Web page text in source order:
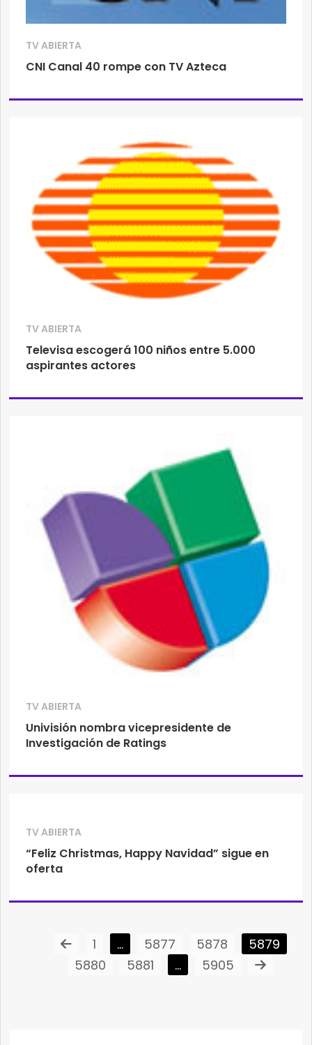
TV ABIERTA
CNI Canal 40 rompe con TV Azteca
TV ABIERTA
Televisa escogerá 100 niños entre 5.000
aspirantes actores
TV ABIERTA
Univisión nombra vicepresidente de
Investigación de Ratings
TV ABIERTA
“Feliz Christmas, Happy Navidad” sigue en
oferta
1 … 5877 5878
5879
5880
5881 … 5905